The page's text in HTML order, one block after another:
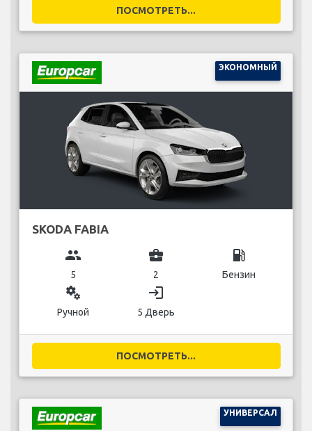
ПОСМОТРЕТЬ...
ЭКОНОМНЫЙ
SKODA FABIA
group
5
business_center
2
local_gas_station
Бензин
miscellaneous_services
Ручной
login
5 Дверь
ПОСМОТРЕТЬ...
УНИВЕРСАЛ